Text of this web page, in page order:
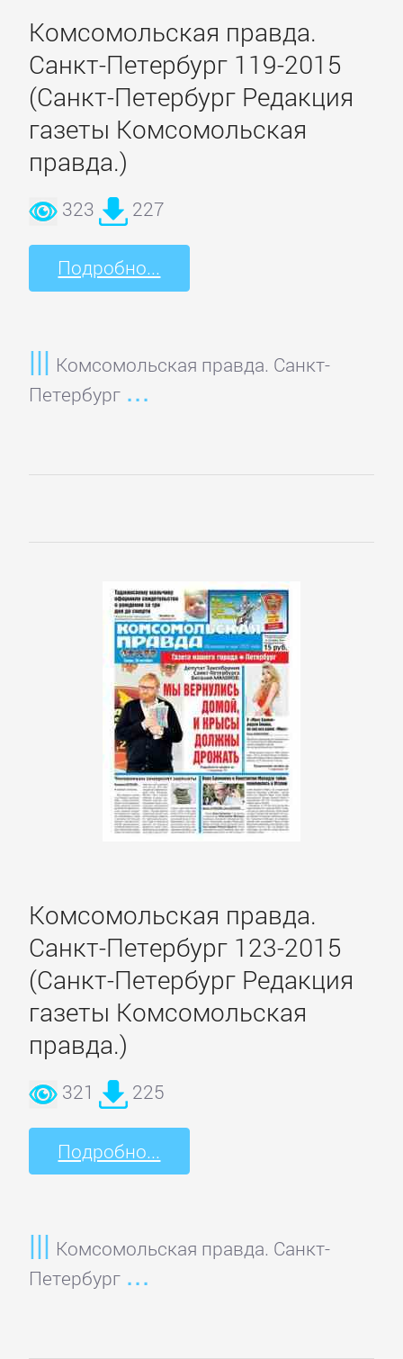
Комсомольская правда.
Санкт-Петербург 119-2015
(Санкт-Петербург Редакция
газеты Комсомольская
правда.)
323 227
Подробно...
Комсомольская правда. Санкт-
Петербург
Комсомольская правда.
Санкт-Петербург 123-2015
(Санкт-Петербург Редакция
газеты Комсомольская
правда.)
321 225
Подробно...
Комсомольская правда. Санкт-
Петербург
литература
ИСКУССТВО
Кинематограф,
театр
Критика
КЛАССИКА
Древневосточная
литература
классика
Литература
Литература
Русская
классика
Советская
Старинная
литература:
прочее
КОМПЬЮТЕРНАЯ
ЛИТЕРАТУРА